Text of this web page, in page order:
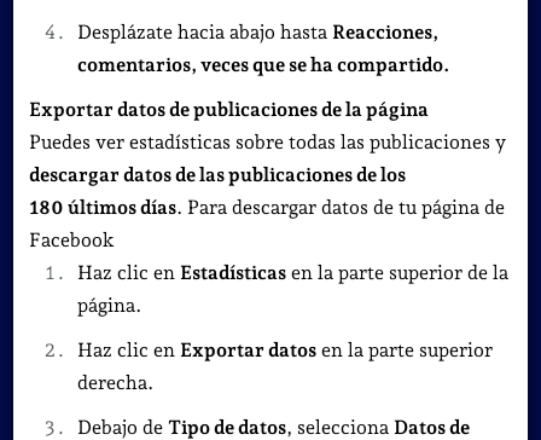
Desplázate hacia abajo hasta Reacciones,
comentarios, veces que se ha compartido.
Exportar datos de publicaciones de la página
Puedes ver estadísticas sobre todas las publicaciones y
descargar datos de las publicaciones de los
180 últimos días. Para descargar datos de tu página de
Facebook
Haz clic en Estadísticasen la parte superior de la
página.
Haz clic en Exportar datosen la parte superior
derecha.
Debajo de Tipo de datos, selecciona Datos de